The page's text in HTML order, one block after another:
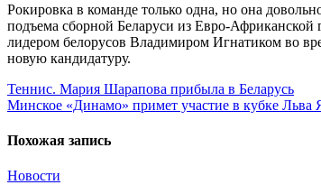
Рокировка в команде только одна, но она
подъема сборной Беларуси из Евро-
лидером белорусов Владимиром Игнатиком во
новую кандидатуру.
Навигация
по
записям
Теннис. Мария Шарапова прибыла в Беларусь
Минское «Динамо» примет участие в кубке Льва
Похожая запись
Новости